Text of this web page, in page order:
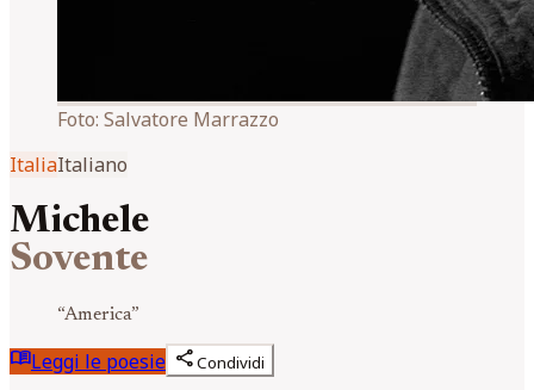
Foto: Salvatore Marrazzo
ItaliaItaliano
Michele
Sovente
“America”
menu_bookLeggi le poesie shareCondividi